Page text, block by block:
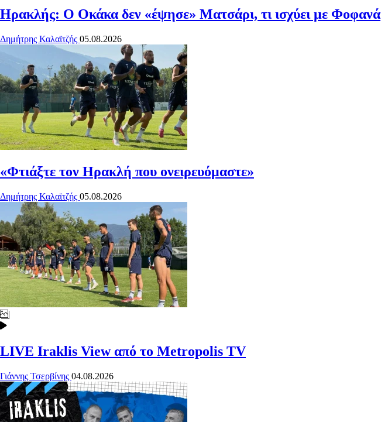
Ηρακλής: Ο Οκάκα δεν «έψησε» Ματσάρι, τι ισχύει με Φοφανά
Δημήτρης Καλαϊτζής 05.08.2026
«Φτιάξτε τον Ηρακλή που ονειρευόμαστε»
Δημήτρης Καλαϊτζής 05.08.2026
LIVE Iraklis View από το Metropolis TV
Γιάννης Τσερβίνης 04.08.2026